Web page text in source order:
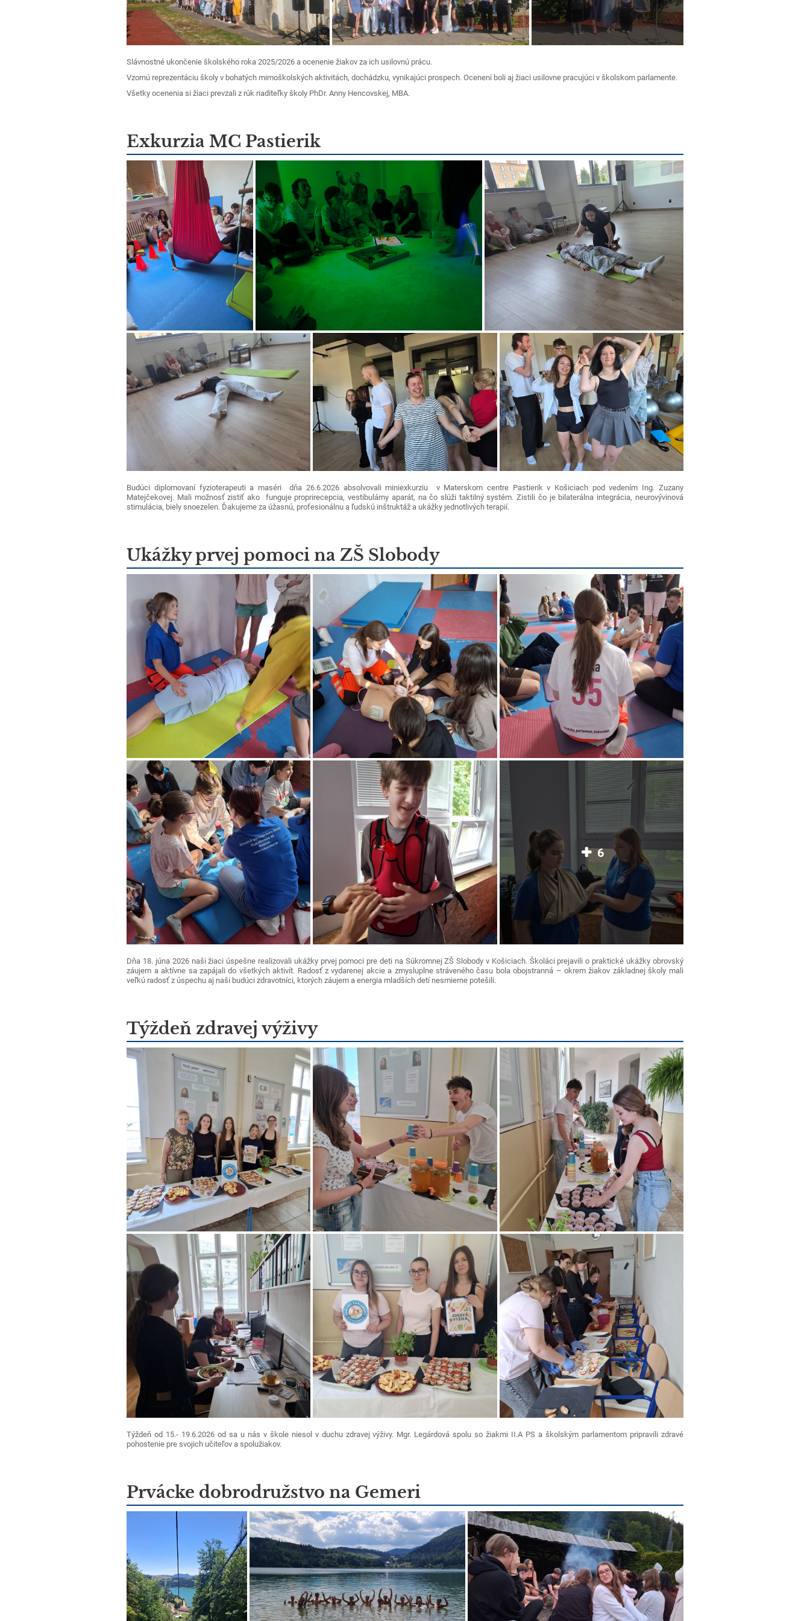
Slávnostné ukončenie školského roka 2025/2026 a ocenenie žiakov za ich usilovnú prácu.
Vzornú reprezentáciu školy v bohatých mimoškolských aktivitách, dochádzku, vynikajúci prospech. Ocenení boli aj žiaci usilovne pracujúci v školskom parlamente.
Všetky ocenenia si žiaci prevzali z rúk riaditeľky školy PhDr. Anny Hencovskej, MBA.
Exkurzia MC Pastierik
Budúci diplomovaní fyzioterapeuti a maséri dňa 26.6.2026 absolvovali miniexkurziu v Materskom centre Pastierik v Košiciach pod vedením Ing. Zuzany
Matejčekovej. Mali možnosť zistiť ako funguje proprirecepcia, vestibulárny aparát, na čo slúži taktilný systém. Zistili čo je bilaterálna integrácia, neurovývinová
stimulácia, biely snoezelen. Ďakujeme za úžasnú, profesionálnu a ľudskú inštruktáž a ukážky jednotlivých terapií.
Ukážky prvej pomoci na ZŠ Slobody
6
Dňa 18. júna 2026 naši žiaci úspešne realizovali ukážky prvej pomoci pre deti na Súkromnej ZŠ Slobody v Košiciach. Školáci prejavili o praktické ukážky obrovský
záujem a aktívne sa zapájali do všetkých aktivít. Radosť z vydarenej akcie a zmysluplne stráveného času bola obojstranná – okrem žiakov základnej školy mali
veľkú radosť z úspechu aj naši budúci zdravotníci, ktorých záujem a energia mladších detí nesmierne potešili.
Týždeň zdravej výživy
Týždeň od 15.- 19.6.2026 od sa u nás v škole niesol v duchu zdravej výživy. Mgr. Legárdová spolu so žiakmi II.A PS a školským parlamentom pripravili zdravé
pohostenie pre svojich učiteľov a spolužiakov.
Prvácke dobrodružstvo na Gemeri